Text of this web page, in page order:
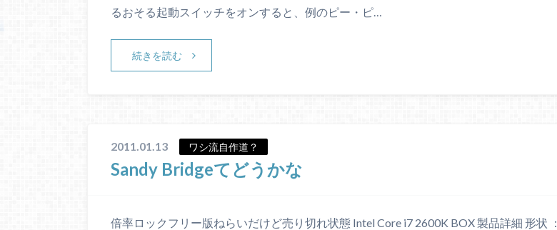
るおそる起動スイッチをオンすると、例のピー・ピ…
続きを読む
2011.01.13 ワシ流自作道？
Sandy Bridgeてどうかな
倍率ロックフリー版ねらいだけど売り切れ状態 Intel Core i7 2600K BOX 製品詳細 形状 ：